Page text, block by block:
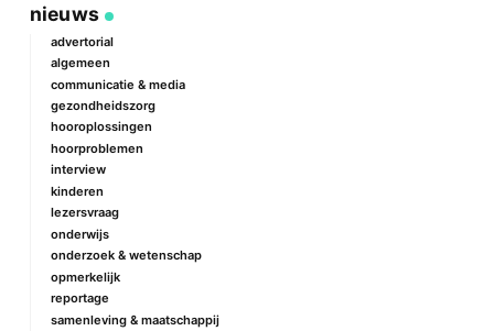
Je e-mailadres wordt niet gepubliceerd.
gemarkeerd met
Reactie *
Naam*
nieuws
advertorial
algemeen
communicatie & media
gezondheidszorg
hooroplossingen
hoorproblemen
interview
kinderen
lezersvraag
onderwijs
onderzoek & wetenschap
opmerkelijk
reportage
samenleving & maatschappij